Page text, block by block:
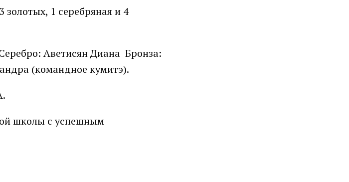
1 серебряная и 4
Аветисян Диана Бронза:
(командное кумитэ).
школы с успешным